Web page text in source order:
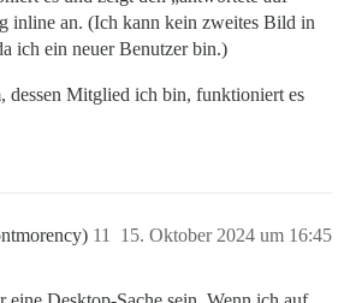
inline an. (Ich kann kein zweites Bild in
ich ein neuer Benutzer bin.)
dessen Mitglied ich bin, funktioniert es
15. Oktober 2024 um 16:45
11